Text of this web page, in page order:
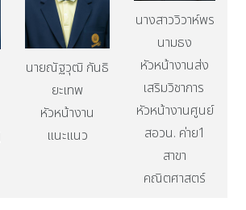
นายณัฐวุฒิ กันธิ
ยะเทพ
หัวหน้างาน
แนะแนว
นางสาววิวาห์พร
นามธง
หัวหน้างานส่ง
เสริมวิชาการ
หัวหน้างานศูนย์
สอวน. ค่าย1
สาขา
คณิตศาสตร์